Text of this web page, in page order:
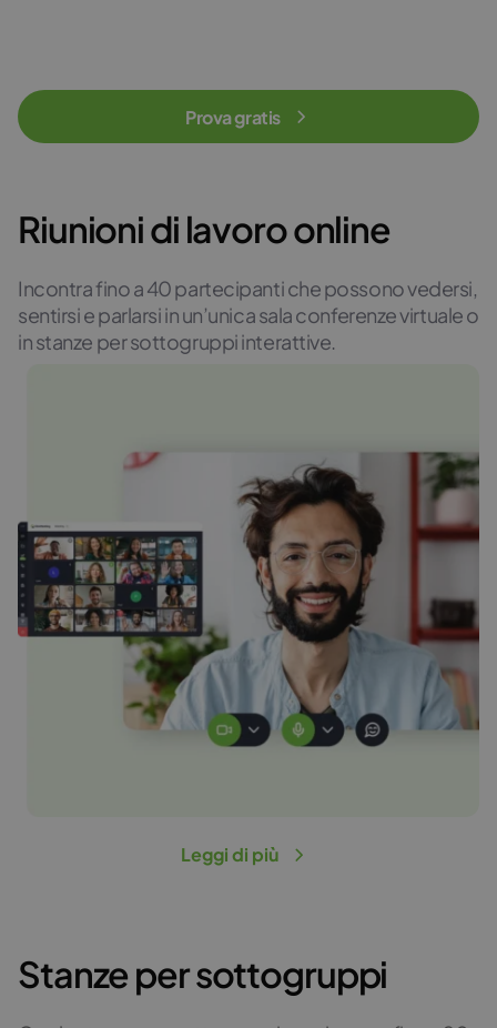
Prova gratis
Leggi di più
Riunioni di lavoro online
Incontra fino a 40 partecipanti che possono vedersi,
sentirsi e parlarsi in un’unica sala conferenze virtuale o
in stanze per sottogruppi interattive.
Stanze per sottogruppi